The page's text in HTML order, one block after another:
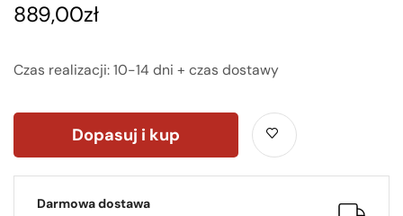
889,00zł
Czas realizacji: 10-14 dni + czas dostawy
Dopasuj i kup
Darmowa dostawa